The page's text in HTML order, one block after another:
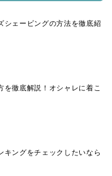
シェービングの方法を徹底紹
を徹底解説！オシャレに着こ
キングをチェックしたいなら